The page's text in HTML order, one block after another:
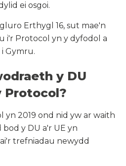
ei osgoi.
Erthygl 16, sut mae'n
i'r Protocol yn y dyfodol a
Gymru.
y DU
Protocol?
yn 2019 ond nid yw ar waith
y DU a'r UE yn
trefniadau newydd